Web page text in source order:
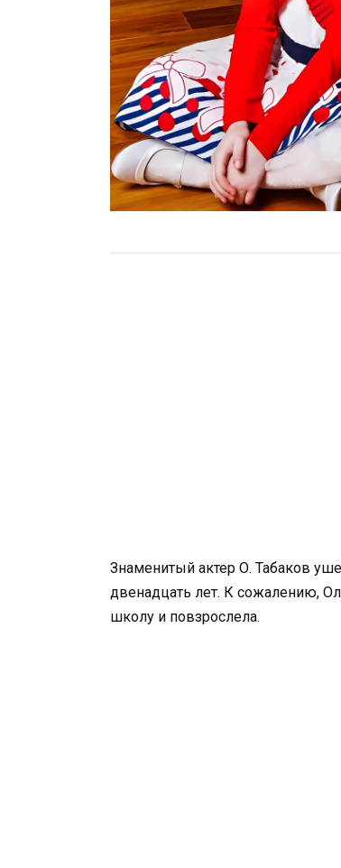
Знаменитый актер О. Табаков
двенадцать лет. К сожалению,
школу и повзрослела.